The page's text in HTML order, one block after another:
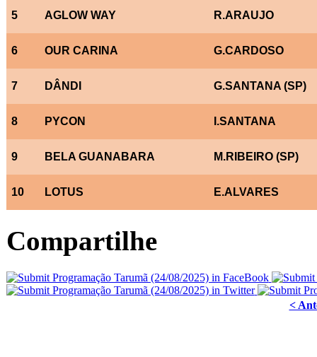
5 AGLOW WAY R.ARAUJO
6 OUR CARINA G.CARDOSO
7 DÂNDI G.SANTANA (SP)
8 PYCON I.SANTANA
9 BELA GUANABARA M.RIBEIRO (SP)
10 LOTUS E.ALVARES
Compartilhe
<